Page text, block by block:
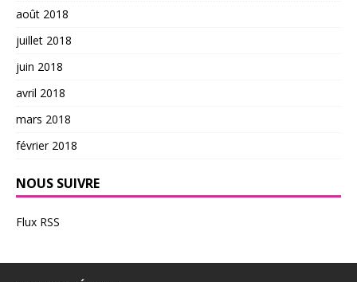
août 2018
juillet 2018
juin 2018
avril 2018
mars 2018
février 2018
NOUS SUIVRE
Flux RSS